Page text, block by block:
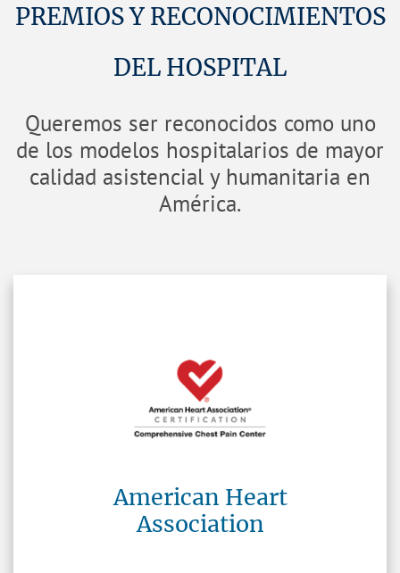
PREMIOS Y RECONOCIMIENTOS
DEL HOSPITAL
Queremos ser reconocidos como uno
de los modelos hospitalarios de mayor
calidad asistencial y humanitaria en
América.
American Heart
Association